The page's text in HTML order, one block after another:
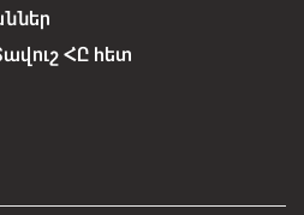
ՀԸ հետ